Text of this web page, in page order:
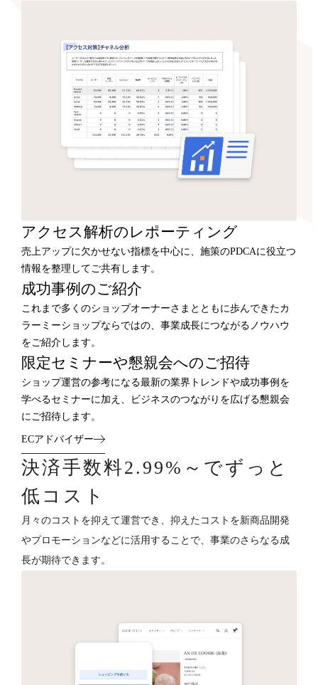
アクセス解析のレポーティング
売上アップに欠かせない指標を中心に、施策のPDCAに役立つ
情報を整理してご共有します。
成功事例のご紹介
これまで多くのショップオーナーさまとともに歩んできたカ
ラーミーショップならではの、事業成長につながるノウハウ
をご紹介します。
限定セミナーや懇親会へのご招待
ショップ運営の参考になる最新の業界トレンドや成功事例を
学べるセミナーに加え、ビジネスのつながりを広げる懇親会
にご招待します。
ECアドバイザー
決済手数料2.99%～でずっと
低コスト
月々のコストを抑えて運営でき、抑えたコストを新商品開発
やプロモーションなどに活用することで、事業のさらなる成
長が期待できます。